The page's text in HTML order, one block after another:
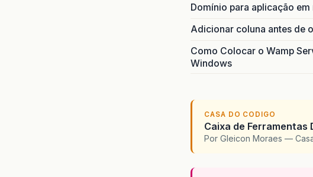
Domínio para aplicação em
Adicionar coluna antes de
Como Colocar o Wamp
Windows
CASA DO CODIGO
Caixa de Ferramentas
Por Gleicon Moraes —